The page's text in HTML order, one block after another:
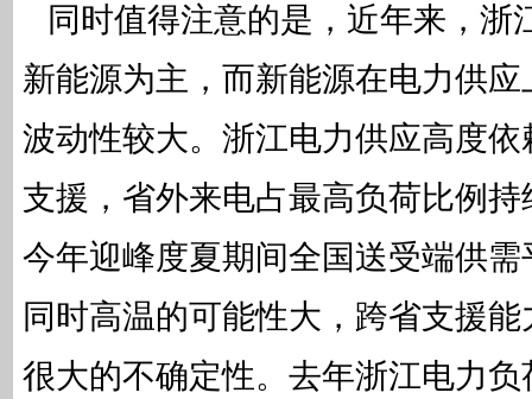
同时值得注意的是，近年来，浙
新能源为主，而新能源在电力供
波动性较大。浙江电力供应高度
支援，省外来电占最高负荷比例
今年迎峰度夏期间全国送受端供
同时高温的可能性大，跨省支援
很大的不确定性。去年浙江电力